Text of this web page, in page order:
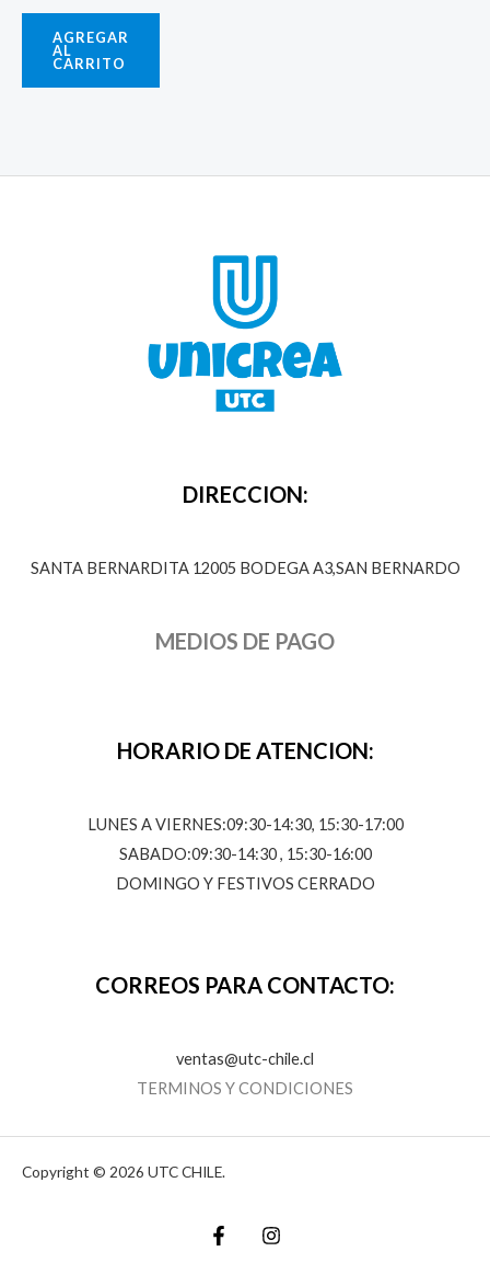
AGREGAR
AL
CARRITO
DIRECCION:
SANTA BERNARDITA 12005 BODEGA A3,SAN BERNARDO
MEDIOS DE PAGO
HORARIO DE ATENCION:
LUNES A VIERNES:09:30-14:30, 15:30-17:00
SABADO:09:30-14:30 , 15:30-16:00
DOMINGO Y FESTIVOS CERRADO
CORREOS PARA CONTACTO:
ventas@utc-chile.cl
TERMINOS Y CONDICIONES
Copyright © 2026 UTC CHILE.